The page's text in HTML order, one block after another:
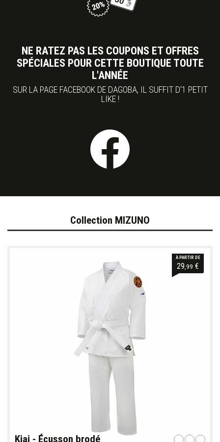
NE RATEZ PAS LES COUPONS ET OFFRES
SPÉCIALES POUR CETTE BOUTIQUE TOUTE
L'ANNÉE
SUR LA PAGE FACEBOOK DE DAGOBA, IL SUFFIT D'1 PETIT
LIKE !
Collection MIZUNO
À PARTIR DE
29 ,99 €
Kiai - Écusson brodé